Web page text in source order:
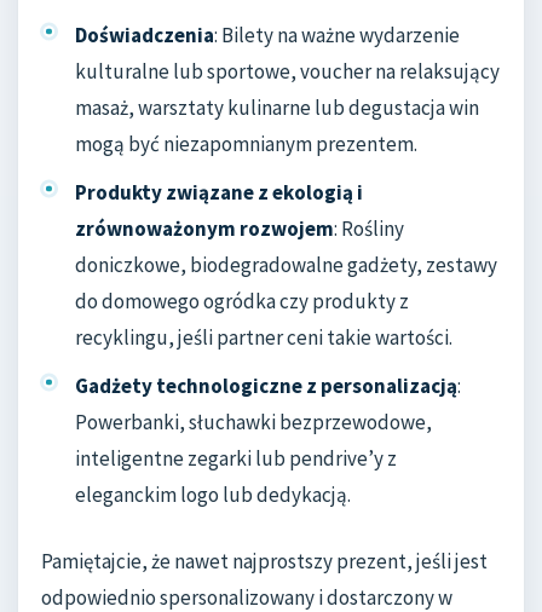
Doświadczenia: Bilety na ważne wydarzenie
kulturalne lub sportowe, voucher na relaksujący
masaż, warsztaty kulinarne lub degustacja win
mogą być niezapomnianym prezentem.
Produkty związane z ekologią i
zrównoważonym rozwojem: Rośliny
doniczkowe, biodegradowalne gadżety, zestawy
do domowego ogródka czy produkty z
recyklingu, jeśli partner ceni takie wartości.
Gadżety technologiczne z personalizacją:
Powerbanki, słuchawki bezprzewodowe,
inteligentne zegarki lub pendrive’y z
eleganckim logo lub dedykacją.
Pamiętajcie, że nawet najprostszy prezent, jeśli jest
odpowiednio spersonalizowany i dostarczony w